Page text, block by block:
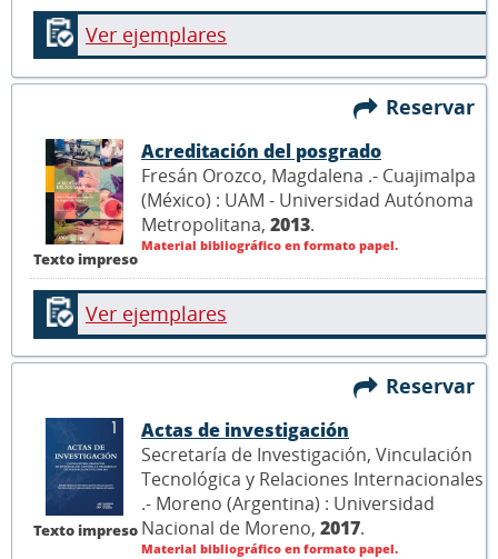
Ver ejemplares
Reservar
Texto impreso
Acreditación del posgrado
Fresán Orozco, Magdalena .- Cuajimalpa
(México) : UAM - Universidad Autónoma
Metropolitana, 2013.
Material bibliográfico en formato papel.
Ver ejemplares
Reservar
Texto impreso
Actas de investigación
Secretaría de Investigación, Vinculación
Tecnológica y Relaciones Internacionales
.- Moreno (Argentina) : Universidad
Nacional de Moreno, 2017.
Material bibliográfico en formato papel.